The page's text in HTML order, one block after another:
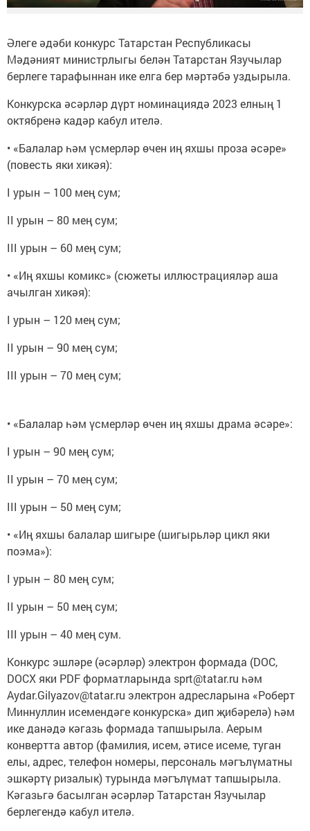
Әлеге әдәби конкурс Татарстан Республикасы
Мәдәният министрлыгы белән Татарстан Язучылар
берлеге тарафыннан ике елга бер мәртәбә уздырыла.
Конкурска әсәрләр дүрт номинациядә 2023 елның 1
октябренә кадәр кабул ителә.
• «Балалар һәм үсмерләр өчен иң яхшы проза әсәре»
(повесть яки хикәя):
I урын – 100 мең сум;
II урын – 80 мең сум;
III урын – 60 мең сум;
• «Иң яхшы комикс» (сюжеты иллюстрацияләр аша
ачылган хикәя):
I урын – 120 мең сум;
II урын – 90 мең сум;
III урын – 70 мең сум;
• «Балалар һәм үсмерләр өчен иң яхшы драма әсәре»:
I урын – 90 мең сум;
II урын – 70 мең сум;
III урын – 50 мең сум;
• «Иң яхшы балалар шигыре (шигырьләр цикл яки
поэма»):
I урын – 80 мең сум;
II урын – 50 мең сум;
III урын – 40 мең сум.
Конкурс эшләре (әсәрләр) электрон формада (DOC,
DOCX яки PDF форматларында sprt@tatar.ru һәм
Aydar.Gilyazov@tatar.ru электрон адресларына «Роберт
Миннуллин исемендәге конкурска» дип җибәрелә) һәм
ике данәдә кәгазь формада тапшырыла. Аерым
конвертта автор (фамилия, исем, әтисе исеме, туган
елы, адрес, телефон номеры, персональ мәгълүматны
эшкәртү ризалык) турында мәгълүмат тапшырыла.
Кәгазьгә басылган әсәрләр Татарстан Язучылар
берлегендә кабул ителә.